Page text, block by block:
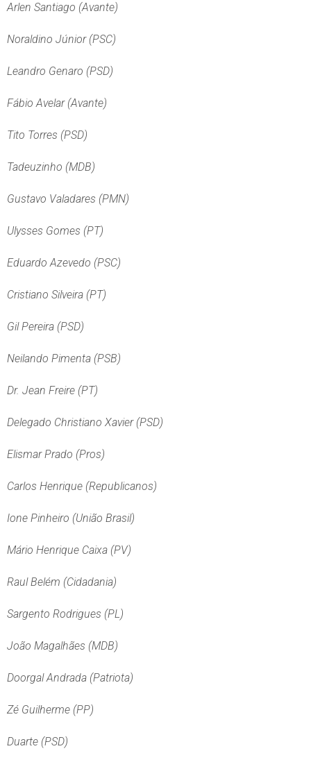
Arlen Santiago (Avante)
Noraldino Júnior (PSC)
Leandro Genaro (PSD)
Fábio Avelar (Avante)
Tito Torres (PSD)
Tadeuzinho (MDB)
Gustavo Valadares (PMN)
Ulysses Gomes (PT)
Eduardo Azevedo (PSC)
Cristiano Silveira (PT)
Gil Pereira (PSD)
Neilando Pimenta (PSB)
Dr. Jean Freire (PT)
Delegado Christiano Xavier (PSD)
Elismar Prado (Pros)
Carlos Henrique (Republicanos)
Ione Pinheiro (União Brasil)
Mário Henrique Caixa (PV)
Raul Belém (Cidadania)
Sargento Rodrigues (PL)
João Magalhães (MDB)
Doorgal Andrada (Patriota)
Zé Guilherme (PP)
Duarte (PSD)